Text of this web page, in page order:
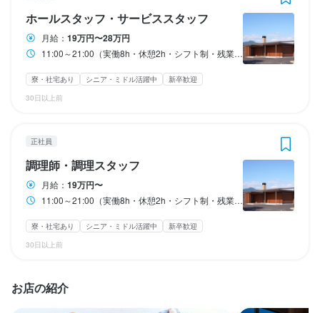
ホールスタッフ・サービススタッフ
月給： 19万円〜28万円
11:00～21:00（実働8h・休憩2h・シフト制・残業あり） ＊日により上記の限りではない
寮・社宅あり シニア・ミドル活躍中
新卒歓迎
30日以上前
正社員
調理師・調理スタッフ
月給： 19万円〜
11:00～21:00（実働8h・休憩2h・シフト制・残業あり） ＊日により上記の限りではない
寮・社宅あり シニア・ミドル活躍中
新卒歓迎
30日以上前
お店の紹介
11:00～21:00（実働8h・休憩2h・シフト制・残業あり）
＊日により上記の限りではない
休日・休暇
特別休暇あり
待遇
・社会保険完備（厚生年金、雇用保険、健康保険、労災保険）
まかない・食事補助あり
休日・休暇
特別休暇あり
待遇
・社会保険完備（厚生年金、雇用保険、健康保険、労災保険）
まかない・食事補助あり
生産者への訪問研修あり
独立実績あり
車通勤OK
特徴
応募者全員と面接
休日・休暇
特別休暇あり
待遇
・社会保険完備（厚生年金、雇用保険、健康保険、労災保険）
まかない・食事補助あり
生産者への訪問研修あり
独立実績あり
車通勤OK
特徴
応募者全員と面接